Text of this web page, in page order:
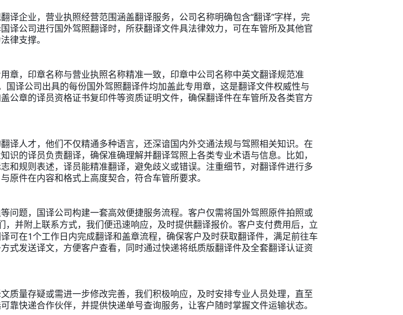
译企业，营业执照经营范围涵盖翻译服务，公司名称明确包含“翻译”字样，完
译公司进行国外驾照翻译时，所获翻译文件具法律效力，可在车管所及其他官
律支撑。
章，印章名称与营业执照名称精准一致，印章中公司名称中英文翻译规范准
国译公司出具的每份国外驾照翻译件均加盖此专用章，这是翻译文件权威性与
公章的译员资格证书复印件等资质证明文件，确保翻译件在车管所及各类官方
译人才，他们不仅精通多种语言，还深谙国内外交通法规与驾照相关知识。在
识的译员负责翻译，确保准确理解并翻译驾照上各类专业术语与信息。比如，
和规则表述，译员能精准翻译，避免歧义或错误。注重细节，对翻译件进行多
原件在内容和格式上高度契合，符合车管所要求。
问题，国译公司构建一套高效便捷服务流程。客户仅需将国外驾照原件拍照或
，并附上联系方式，我们便迅速响应，及时提供翻译报价。客户支付费用后，立
可在1个工作日内完成翻译和盖章流程，确保客户及时获取翻译件，满足前往车
式发送译文，方便客户查看，同时通过快递将纸质版翻译件及全套翻译认证资
质量存疑或需进一步修改完善，我们积极响应，及时安排专业人员处理，直至
靠快递合作伙伴，并提供快递单号查询服务，让客户随时掌握文件运输状态。